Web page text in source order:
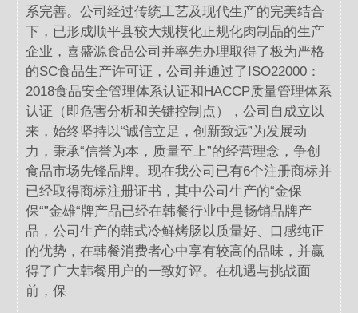
系完善。公司经过传统工艺及现代生产的完美结合
下，已形成顺平县较大规模化正规化肉制品的生产
企业，喜盛源食品公司并率先办理取得了极为严格
的SC食品生产许可证，公司并通过了ISO22000：
2018食品安全管理体系认证和HACCP质量管理体系
认证（即危害分析和关键控制点），公司自成立以
来，始终坚持以“诚信立足，创新致远”为发展动
力，秉承“信誉为本，质量至上”的经营理念，争创
食品市场先锋品牌。现在我公司已有6个注册商标并
已经取得商标注册证书，其中公司生产的“金保
保“”金雄“牌产品已经在韩餐行业中是畅销品牌产
品，公司生产的韩式冷鲜烤肠以质量好、口感纯正
的优势，在韩餐消费者心中享有较高的品味，并赢
得了广大韩餐用户的一致好评。在机遇与挑战面
前，保